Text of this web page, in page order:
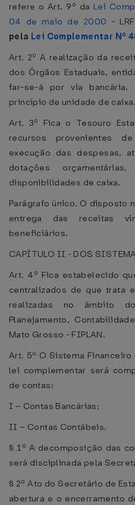
refere o Art. 9º da Lei
04 de maio de 2000 -
pela Lei Complementar Nº
Art. 2º A realização da
dos Órgãos Estaduais,
far-se-á por via bancária,
princípio de unidade de caixa.
Art. 3º Fica o Tesouro
recursos provenientes
execução das despesas,
dotações
disponibilidades de caixa.
Parágrafo único. O disposto
entrega das receitas
beneficiários.
CAPÍTULO II - DOS
Art. 4º Fica estabelecido
centralizados de que trata
realizadas no âmbito
Planejamento,
Mato Grosso - FIPLAN.
Art. 5º O Sistema
lei complementar será
de contas:
I – Contas Bancárias;
II – Contas Contábeis.
§ 1º A decomposição das
será disciplinada pela
§ 2º Ato do Secretário de
abertura e o encerramento